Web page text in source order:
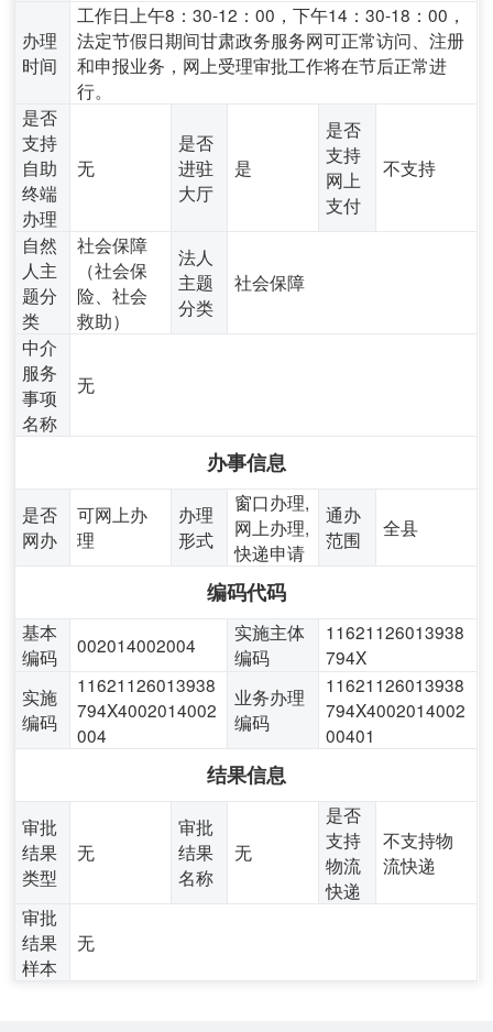
办理
时间
工作日上午8：30-12：00，下午14：30-18：00，
法定节假日期间甘肃政务服务网可正常访问、注册
和申报业务，网上受理审批工作将在节后正常进
行。
是否
支持
自助
终端
办理
无
是否
进驻
大厅
是
是否
支持
网上
支付
不支持
自然
人主
题分
类
社会保障
（社会保
险、社会
救助）
法人
主题
分类
社会保障
中介
服务
事项
名称
无
办事信息
是否
网办
可网上办
理
办理
形式
窗口办理,
网上办理,
快递申请
通办
范围
全县
编码代码
基本
编码
002014002004
实施主体
编码
11621126013938
794X
实施
编码
11621126013938
794X4002014002
004
业务办理
编码
11621126013938
794X4002014002
00401
结果信息
审批
结果
类型
无
审批
结果
名称
无
是否
支持
物流
快递
不支持物
流快递
审批
结果
样本
无